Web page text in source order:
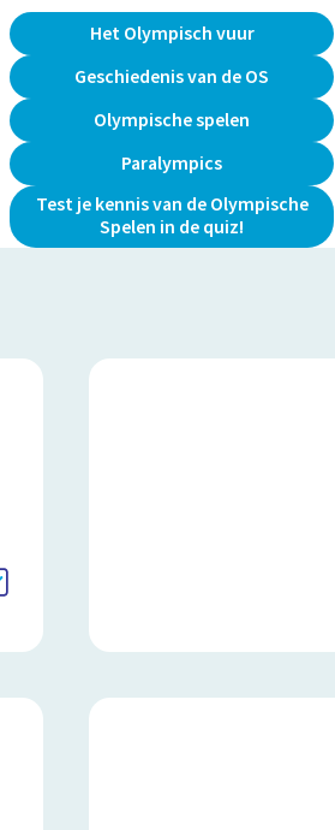
Het Olympisch vuur
Geschiedenis van de OS
Olympische spelen
Paralympics
Test je kennis van de Olympische
Spelen in de quiz!